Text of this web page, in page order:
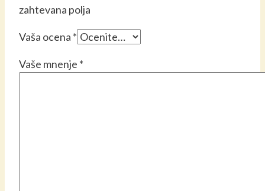
zahtevana polja
Vaša ocena *
Vaše mnenje *